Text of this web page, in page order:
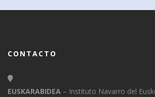
CONTACTO
EUSKARABIDEA – Instituto Navarro del